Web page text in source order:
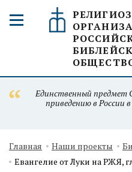
Единственный предмет
приведению в России
Главная Наши проекты
Евангелие от Луки на РЖЯ,